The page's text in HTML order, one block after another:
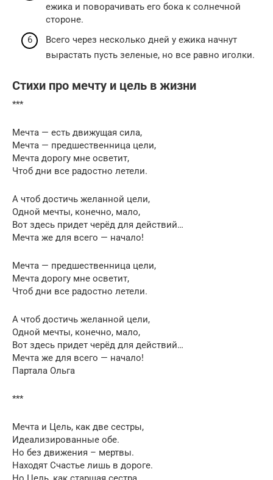
ежика и поворачивать его бока к солнечной
стороне.
Всего через несколько дней у ежика начнут
вырастать пусть зеленые, но все равно иголки.
Стихи про мечту и цель в жизни
***
Мечта — есть движущая сила,
Мечта — предшественница цели,
Мечта дорогу мне осветит,
Чтоб дни все радостно летели.
А чтоб достичь желанной цели,
Одной мечты, конечно, мало,
Вот здесь придет черёд для действий…
Мечта же для всего — начало!
Мечта — предшественница цели,
Мечта дорогу мне осветит,
Чтоб дни все радостно летели.
А чтоб достичь желанной цели,
Одной мечты, конечно, мало,
Вот здесь придет черёд для действий…
Мечта же для всего — начало!
Партала Ольга
***
Мечта и Цель, как две сестры,
Идеализированные обе.
Но без движения – мертвы.
Находят Счастье лишь в дороге.